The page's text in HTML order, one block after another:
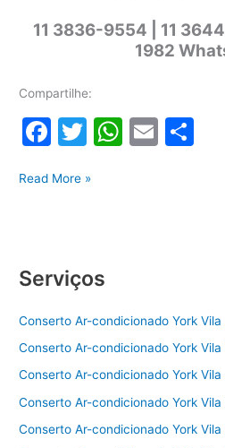
11 3836-9554 | 11
1982
Compartilhe:
F
c
o
k
T
itt
W E
Conserto
Read More »
Serviços
Conserto Ar-condicionado York Vila
Conserto Ar-condicionado York Vila
Conserto Ar-condicionado York Vila
Conserto Ar-condicionado York
Conserto Ar-condicionado York Vila